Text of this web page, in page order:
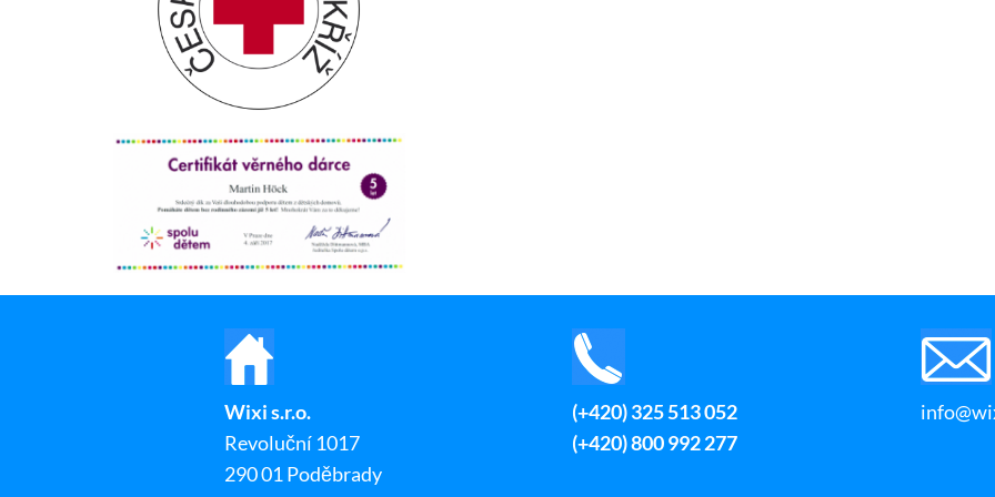
Wixi s.r.o.
Revoluční 1017
290 01 Poděbrady
(+420) 325 513 052
(+420) 800 992 277